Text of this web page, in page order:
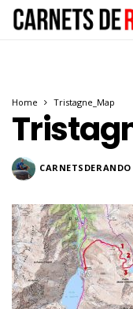
Home Tristagne_Map
CARNETSDERANDO